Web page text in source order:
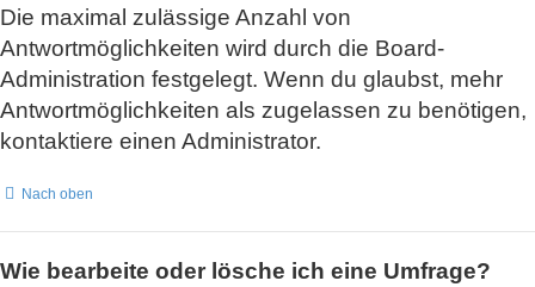
Die maximal zulässige Anzahl von
Antwortmöglichkeiten wird durch die Board-
Administration festgelegt. Wenn du glaubst, mehr
Antwortmöglichkeiten als zugelassen zu benötigen,
kontaktiere einen Administrator.
Nach oben
Wie bearbeite oder lösche ich eine Umfrage?